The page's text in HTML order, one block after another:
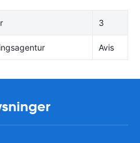
3
Avis